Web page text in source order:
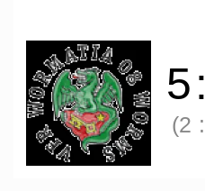
5:
(2 :